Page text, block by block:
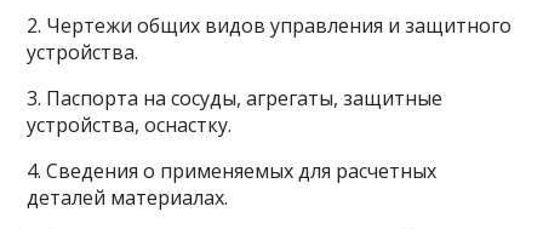
2. Чертежи общих видов управления и защитного
устройства.
3. Паспорта на сосуды, агрегаты, защитные
устройства, оснастку.
4. Сведения о применяемых для расчетных
деталей материалах.